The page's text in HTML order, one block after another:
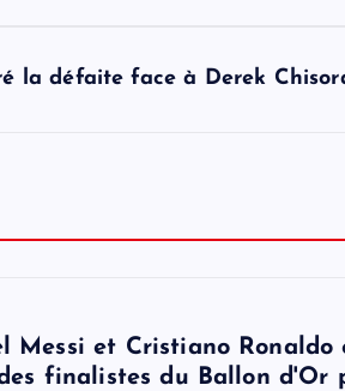
la défaite face à Derek
Messi et Cristiano Ronaldo
finalistes du Ballon d'Or